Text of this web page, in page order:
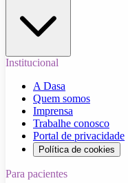
Institucional
A Dasa
Quem somos
Imprensa
Trabalhe conosco
Portal de privacidade
Política de cookies
Para pacientes